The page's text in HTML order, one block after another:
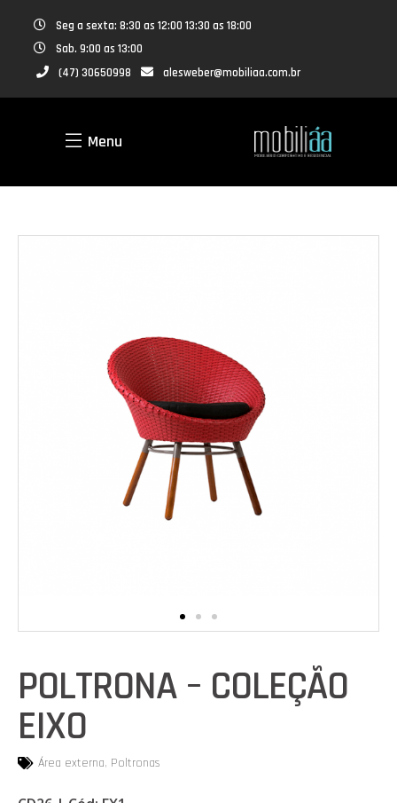
Seg a sexta: 8:30 as 12:00 13:30 as 18:00
Sab. 9:00 as 13:00
(47) 30650998
alesweber@mobiliaa.com.br
Menu
POLTRONA – COLEÇÃO
EIXO
Área externa, Poltronas